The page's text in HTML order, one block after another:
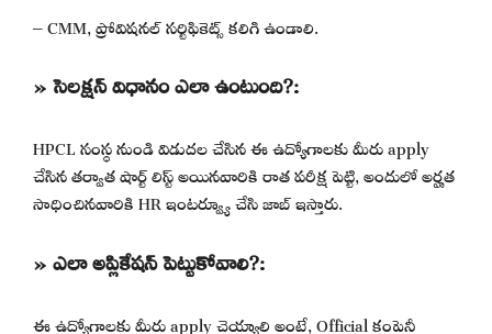
– CMM, ప్రోవిషనల్ సర్టిఫికెట్స్ కలిగి ఉండాలి.
» సెలక్షన్ విధానం ఎలా ఉంటుంది?:
HPCL సంస్థ నుండి విడుదల చేసిన ఈ ఉద్యోగాలకు మీరు apply
చేసిన తర్వాత షార్ట్ లిస్ట్ అయినవారికి రాత పరీక్ష పెట్టి, అందులో అర్హత
సాధించినవారికి HR ఇంటర్వ్యూ చేసి జాబ్ ఇస్తారు.
» ఎలా అప్లికేషన్ పెట్టుకోవాలి?:
ఈ ఉద్యోగాలకు మీరు apply చెయ్యాలి అంటే, Official కంపెనీ